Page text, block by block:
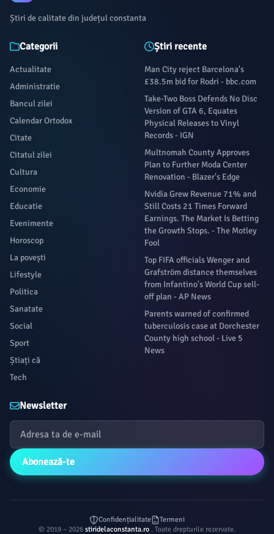
Știri de calitate din județul constanta
Categorii
Actualitate
Administratie
Bancul zilei
Calendar Ortodox
Citate
Citatul zilei
Cultura
Economie
Educatie
Evenimente
Horoscop
La povești
Lifestyle
Politica
Sanatate
Social
Sport
Știați că
Tech
Știri recente
Man City reject Barcelona's
£38.5m bid for Rodri - bbc.com
Take-Two Boss Defends No Disc
Version of GTA 6, Equates
Physical Releases to Vinyl
Records - IGN
Multnomah County Approves
Plan to Further Moda Center
Renovation - Blazer's Edge
Nvidia Grew Revenue 71% and
Still Costs 21 Times Forward
Earnings. The Market Is Betting
the Growth Stops. - The Motley
Fool
Top FIFA officials Wenger and
Grafström distance themselves
from Infantino's World Cup sell-
off plan - AP News
Parents warned of confirmed
tuberculosis case at Dorchester
County high school - Live 5
News
Newsletter
Abonează-te
Confidențialitate
Termeni
© 2019 – 2026 stiridelaconstanta.ro . Toate drepturile rezervate.